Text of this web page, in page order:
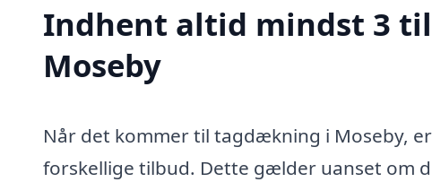
Indhent altid mindst 3
Moseby
Når det kommer til tagdækning i Moseby,
forskellige tilbud. Dette gælder uanset om